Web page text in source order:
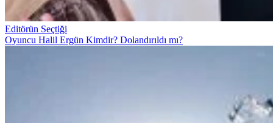
Editörün Seçtiği
Oyuncu Halil Ergün Kimdir? Dolandırıldı mı?